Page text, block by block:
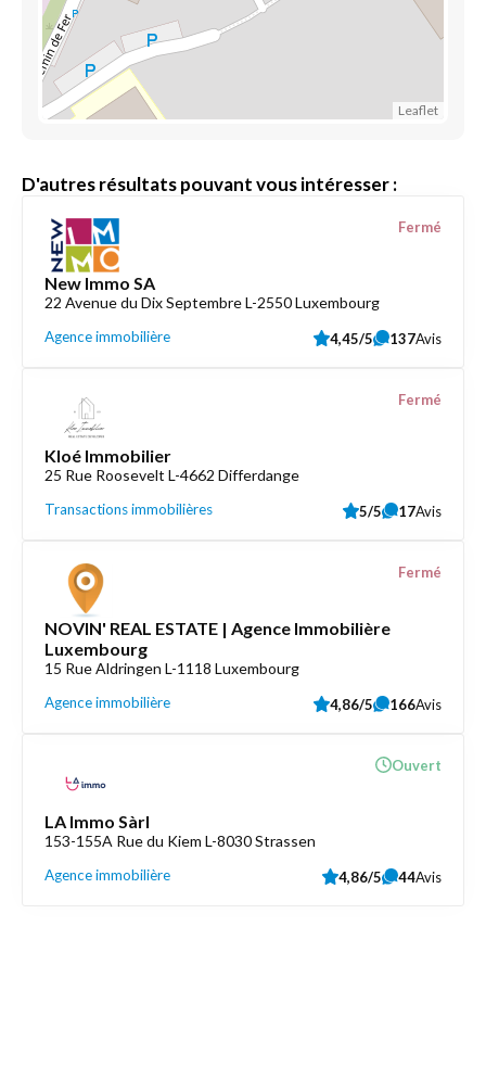
Leaflet
D'autres résultats pouvant vous intéresser :
New Immo SA
22 Avenue du Dix Septembre L-2550 Luxembourg
Agence immobilière
Fermé
4,45/5 137Avis
Kloé Immobilier
25 Rue Roosevelt L-4662 Differdange
Transactions immobilières
Fermé
5/5 17Avis
NOVIN' REAL ESTATE | Agence Immobilière
Luxembourg
15 Rue Aldringen L-1118 Luxembourg
Agence immobilière
Fermé
4,86/5 166Avis
LA Immo Sàrl
153-155A Rue du Kiem L-8030 Strassen
Agence immobilière
Ouvert
4,86/5 44Avis